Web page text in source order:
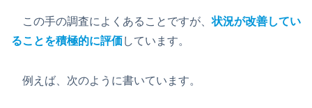
この手の調査によくあることですが、状況が改善してい
ることを積極的に評価しています。
例えば、次のように書いています。